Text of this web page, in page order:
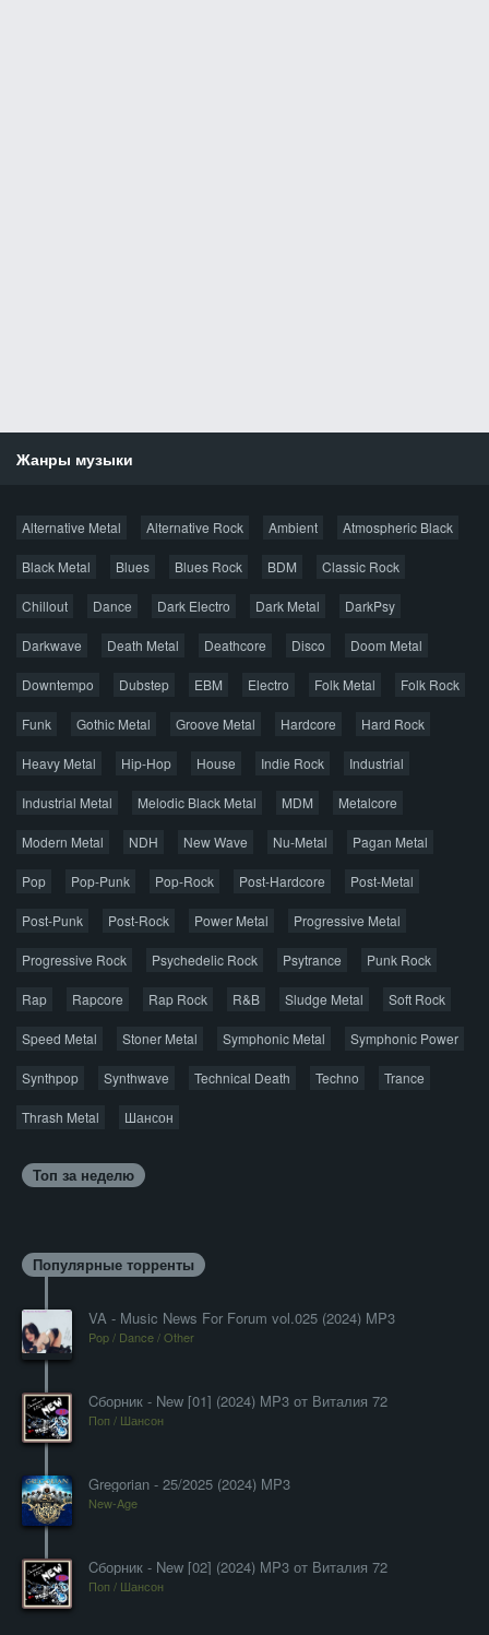
Жанры музыки
Alternative Metal Alternative Rock Ambient Atmospheric Black
Black Metal Blues Blues Rock BDM Classic Rock
Chillout Dance Dark Electro Dark Metal DarkPsy
Darkwave Death Metal Deathcore Disco Doom Metal
Downtempo Dubstep EBM Electro Folk Metal Folk Rock
Funk Gothic Metal Groove Metal Hardcore Hard Rock
Heavy Metal Hip-Hop House Indie Rock Industrial
Industrial Metal Melodic Black Metal MDM Metalcore
Modern Metal NDH New Wave Nu-Metal Pagan Metal
Pop Pop-Punk Pop-Rock Post-Hardcore Post-Metal
Post-Punk Post-Rock Power Metal Progressive Metal
Progressive Rock Psychedelic Rock Psytrance Punk Rock
Rap Rapcore Rap Rock R&B Sludge Metal Soft Rock
Speed Metal Stoner Metal Symphonic Metal Symphonic Power
Synthpop Synthwave Technical Death Techno Trance
Thrash Metal Шансон
Топ за неделю
Популярные торренты
VA - Music News For Forum vol.025 (2024) MP3
Pop / Dance / Other
Cборник - New [01] (2024) MP3 от Виталия 72
Поп / Шансон
Gregorian - 25/2025 (2024) MP3
New-Age
Cборник - New [02] (2024) MP3 от Виталия 72
Поп / Шансон
Новые раздачи
Популярное за сутки
Главная Поиск по сайту
Карта сайта
Джаз
Метал Поп Рэп Рок Шансон
Весь материал выложен для ознакомления, после
лицензионную копию.